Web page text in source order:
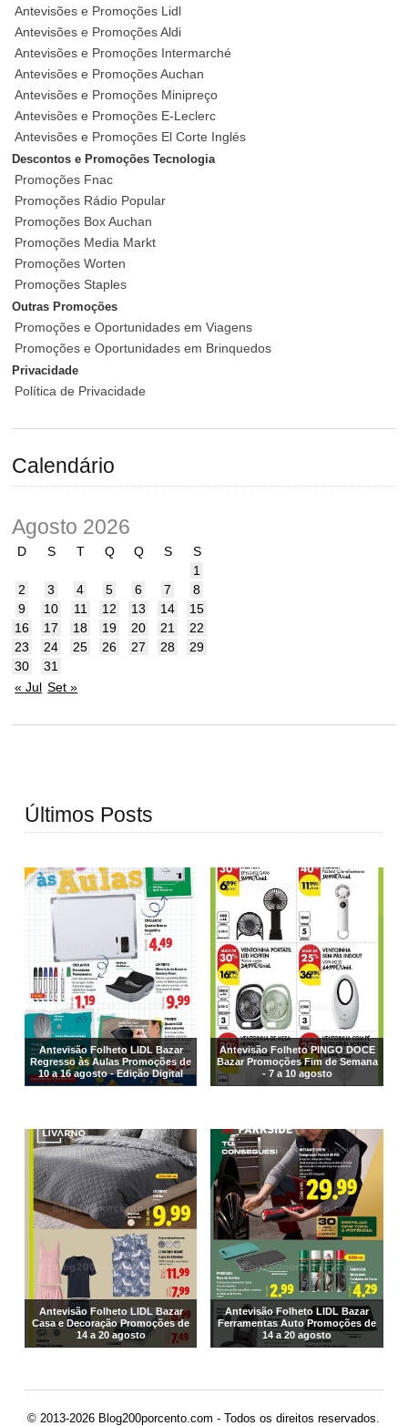
Antevisões e Promoções Lidl
Antevisões e Promoções Aldi
Antevisões e Promoções Intermarché
Antevisões e Promoções Auchan
Antevisões e Promoções Minipreço
Antevisões e Promoções E-Leclerc
Antevisões e Promoções El Corte Inglés
Descontos e Promoções Tecnologia
Promoções Fnac
Promoções Rádio Popular
Promoções Box Auchan
Promoções Media Markt
Promoções Worten
Promoções Staples
Outras Promoções
Promoções e Oportunidades em Viagens
Promoções e Oportunidades em Brinquedos
Privacidade
Política de Privacidade
Calendário
Agosto 2026
D S T Q Q S
S
1
2
3 4 5 6 7
8
9
10 11 12 13 14
15
16
17 18 19 20 21
22
23
24 25 26 27 28
29
30
31
« Jul Set »
Últimos Posts
Antevisão Folheto LIDL Bazar
Regresso às Aulas Promoções de
10 a 16 agosto - Edição Digital
Antevisão Folheto PINGO DOCE
Bazar Promoções Fim de Semana
- 7 a 10 agosto
Antevisão Folheto LIDL Bazar
Casa e Decoração Promoções de
14 a 20 agosto
Antevisão Folheto LIDL Bazar
Ferramentas Auto Promoções de
14 a 20 agosto
© 2013-2026 Blog200porcento.com - Todos os direitos reservados.